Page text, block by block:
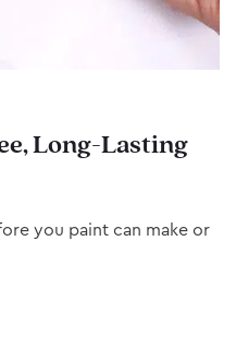
Long-Lasting
you paint can make or